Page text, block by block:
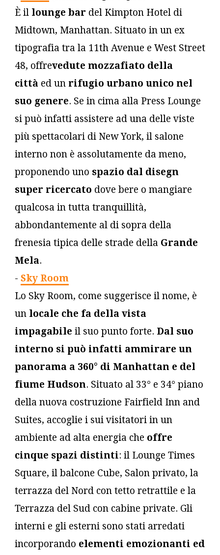
È il lounge bar del Kimpton Hotel di
Midtown, Manhattan. Situato in un ex
tipografia tra la 11th Avenue e West Street
48, offrevedute mozzafiato della
città ed un rifugio urbano unico nel
suo genere. Se in cima alla Press Lounge
si può infatti assistere ad una delle viste
più spettacolari di New York, il salone
interno non è assolutamente da meno,
proponendo uno spazio dal disegn
super ricercato dove bere o mangiare
qualcosa in tutta tranquillità,
abbondantemente al di sopra della
frenesia tipica delle strade della Grande
Mela.
- Sky Room
Lo Sky Room, come suggerisce il nome, è
un locale che fa della vista
impagabile il suo punto forte. Dal suo
interno si può infatti ammirare un
panorama a 360° di Manhattan e del
fiume Hudson. Situato al 33° e 34° piano
della nuova costruzione Fairfield Inn and
Suites, accoglie i sui visitatori in un
ambiente ad alta energia che offre
cinque spazi distinti: il Lounge Times
Square, il balcone Cube, Salon privato, la
terrazza del Nord con tetto retrattile e la
Terrazza del Sud con cabine private. Gli
interni e gli esterni sono stati arredati
incorporando elementi emozionanti ed